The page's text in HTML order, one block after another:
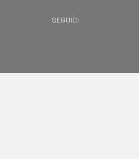
SEGUICI